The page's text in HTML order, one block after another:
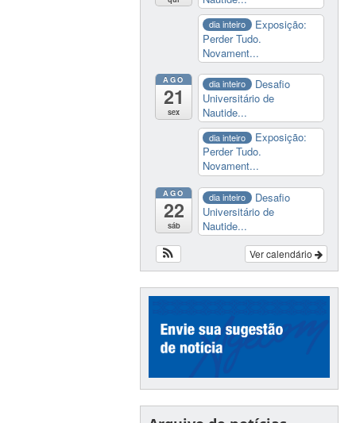
dia inteiro
Exposição:
Perder Tudo.
Novament...
AGO
21
sex
dia inteiro
Desafio
Universitário de
Nautide...
dia inteiro
Exposição:
Perder Tudo.
Novament...
AGO
22
sáb
dia inteiro
Desafio
Universitário de
Nautide...
Ver calendário